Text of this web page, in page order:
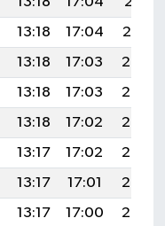
13:18 17:04
20:10
13:18 17:03
20:08
13:18 17:03
20:07
13:18 17:02
20:06
13:17 17:02
20:05
13:17 17:01
20:03
13:17 17:00
20:02